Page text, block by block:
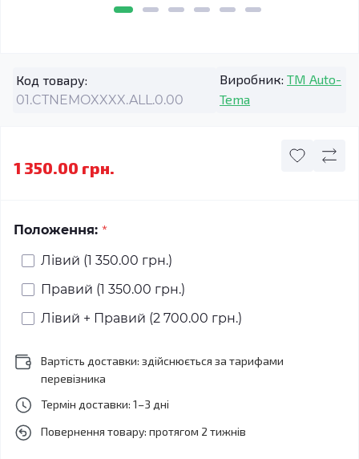
Код товару:
01.CTNEMOXXXX.ALL.0.00
Виробник: TM Auto-
Tema
1 350.00 грн.
Положення: *
Лівий (1 350.00 грн.)
Правий (1 350.00 грн.)
Лівий + Правий (2 700.00 грн.)
Вартість доставки: здійснюється за тарифами
перевізника
Термін доставки: 1–3 дні
Повернення товару: протягом 2 тижнів